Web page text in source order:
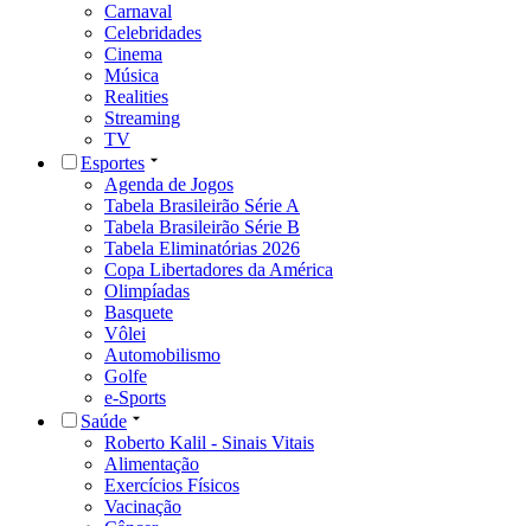
Carnaval
Celebridades
Cinema
Música
Realities
Streaming
TV
Esportes
Agenda de Jogos
Tabela Brasileirão Série A
Tabela Brasileirão Série B
Tabela Eliminatórias 2026
Copa Libertadores da América
Olimpíadas
Basquete
Vôlei
Automobilismo
Golfe
e-Sports
Saúde
Roberto Kalil - Sinais Vitais
Alimentação
Exercícios Físicos
Vacinação